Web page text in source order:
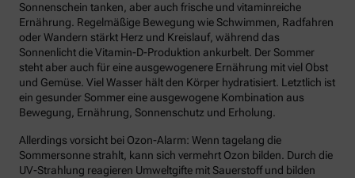
Sonnenschein tanken, aber auch frische und vitaminreiche
Ernährung. Regelmäßige Bewegung wie Schwimmen, Radfahren
oder Wandern stärkt Herz und Kreislauf, während das
Sonnenlicht die Vitamin-D-Produktion ankurbelt. Der Sommer
steht aber auch für eine ausgewogenere Ernährung mit viel Obst
und Gemüse. Viel Wasser hält den Körper hydratisiert. Letztlich ist
ein gesunder Sommer eine ausgewogene Kombination aus
Bewegung, Ernährung, Sonnenschutz und Erholung.
Allerdings vorsicht bei Ozon-Alarm: Wenn tagelang die
Sommersonne strahlt, kann sich vermehrt Ozon bilden. Durch die
UV-Strahlung reagieren Umweltgifte mit Sauerstoff und bilden